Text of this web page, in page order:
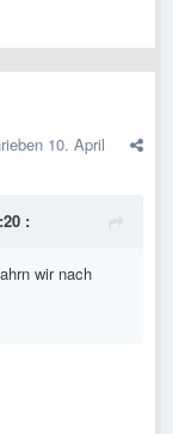
10. April
:
wir nach